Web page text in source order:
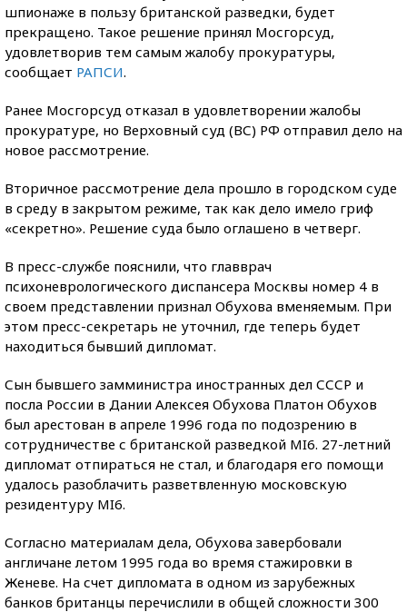
шпионаже в пользу британской разведки, будет
прекращено. Такое решение принял Мосгорсуд,
удовлетворив тем самым жалобу прокуратуры,
сообщает РАПСИ.
Ранее Мосгорсуд отказал в удовлетворении жалобы
прокуратуре, но Верховный суд (ВС) РФ отправил дело на
новое рассмотрение.
Вторичное рассмотрение дела прошло в городском суде
в среду в закрытом режиме, так как дело имело гриф
«секретно». Решение суда было оглашено в четверг.
В пресс-службе пояснили, что главврач
психоневрологического диспансера Москвы номер 4 в
своем представлении признал Обухова вменяемым. При
этом пресс-секретарь не уточнил, где теперь будет
находиться бывший дипломат.
Сын бывшего замминистра иностранных дел СССР и
посла России в Дании Алексея Обухова Платон Обухов
был арестован в апреле 1996 года по подозрению в
сотрудничестве с британской разведкой MI6. 27-летний
дипломат отпираться не стал, и благодаря его помощи
удалось разоблачить разветвленную московскую
резидентуру MI6.
Согласно материалам дела, Обухова завербовали
англичане летом 1995 года во время стажировки в
Женеве. На счет дипломата в одном из зарубежных
банков британцы перечислили в общей сложности 300